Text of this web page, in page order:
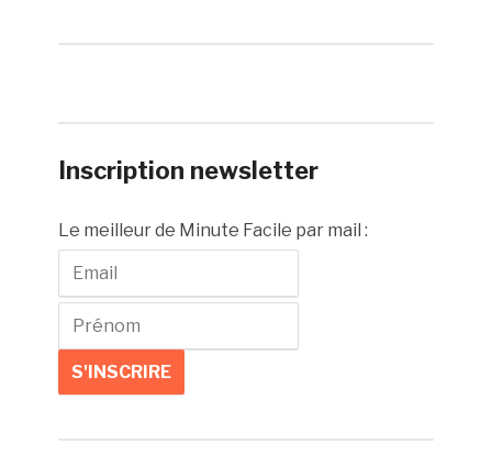
Inscription newsletter
Le meilleur de Minute Facile par mail :